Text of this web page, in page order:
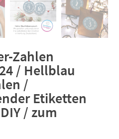
Zahlen
/ Hellblau
/
Etiketten
/ zum